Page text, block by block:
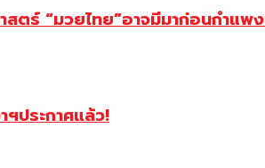
ตร์ “มวยไทย”อาจมีมาก่อนกำแพ
ฯประกาศแล้ว!